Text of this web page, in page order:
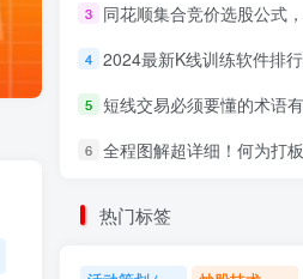
3 同花顺集合竞价选股公式，一招抓涨停
4 2024最新K线训练软件排行榜！股民福利，十款
5 短线交易必须要懂的术语有哪些？股票分时水
6 全程图解超详细！何为打板以及
热门标签
登录